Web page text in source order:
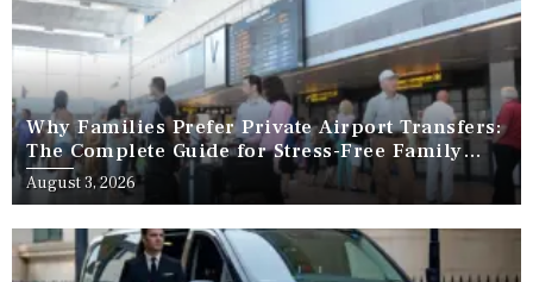
Why Families Prefer Private Airport Transfers:
The Complete Guide for Stress-Free Family
Travel
August 3, 2026